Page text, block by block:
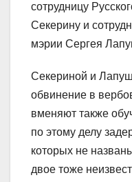
сотрудницу
Секерину и
мэрии Сергея
Секериной и
обвинение в
вменяют также
по этому делу
которых не
двое тоже